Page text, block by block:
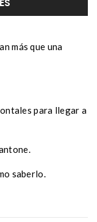
más que una
para llegar a
saberlo.